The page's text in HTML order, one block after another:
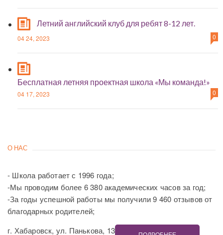
Летний английский клуб для ребят 8-12 лет.
04 24, 2023 0
Бесплатная летняя проектная школа «Мы команда!»
04 17, 2023 0
О НАС
- Школа работает с 1996 года;
-Мы проводим более 6 380 академических часов за год;
-За годы успешной работы мы получили 9 460 отзывов от
благодарных родителей;
г. Хабаровск, ул. Панькова, 13